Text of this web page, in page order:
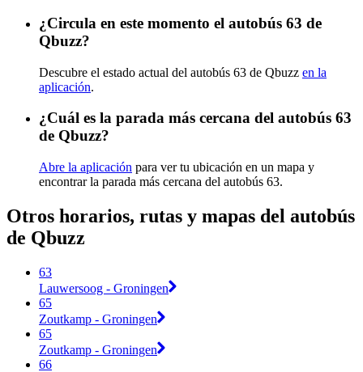
¿Circula en este momento el autobús 63 de
Qbuzz?
Descubre el estado actual del autobús 63 de Qbuzz en la
aplicación.
¿Cuál es la parada más cercana del autobús 63
de Qbuzz?
Abre la aplicación para ver tu ubicación en un mapa y
encontrar la parada más cercana del autobús 63.
Otros horarios, rutas y mapas del autobús
de Qbuzz
63
Lauwersoog - Groningen
65
Zoutkamp - Groningen
65
Zoutkamp - Groningen
66